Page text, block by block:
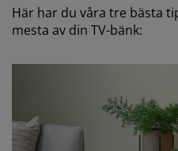
Här har du våra tre bästa
mesta av din TV-bänk: